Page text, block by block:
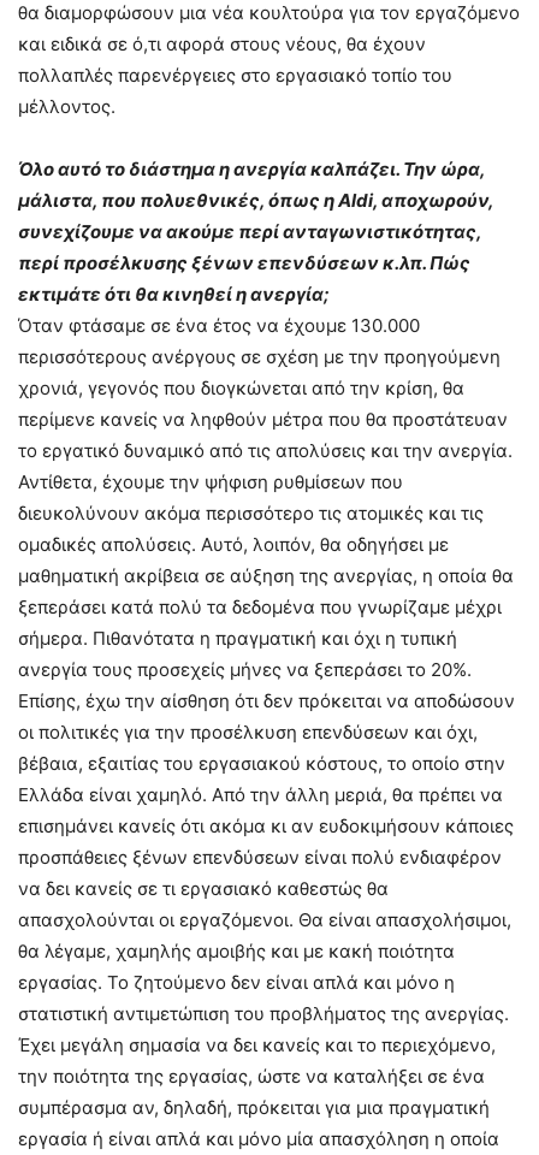
θα διαμορφώσουν μια νέα κουλτούρα για τον εργαζόμενο
και ειδικά σε ό,τι αφορά στους νέους, θα έχουν
πολλαπλές παρενέργειες στο εργασιακό τοπίο του
μέλλοντος.
Όλο αυτό το διάστημα η ανεργία καλπάζει. Την ώρα,
μάλιστα, που πολυεθνικές, όπως η Aldi, αποχωρούν,
συνεχίζουμε να ακούμε περί ανταγωνιστικότητας,
περί προσέλκυσης ξένων επενδύσεων κ.λπ. Πώς
εκτιμάτε ότι θα κινηθεί η ανεργία;
Όταν φτάσαμε σε ένα έτος να έχουμε 130.000
περισσότερους ανέργους σε σχέση με την προηγούμενη
χρονιά, γεγονός που διογκώνεται από την κρίση, θα
περίμενε κανείς να ληφθούν μέτρα που θα προστάτευαν
το εργατικό δυναμικό από τις απολύσεις και την ανεργία.
Αντίθετα, έχουμε την ψήφιση ρυθμίσεων που
διευκολύνουν ακόμα περισσότερο τις ατομικές και τις
ομαδικές απολύσεις. Αυτό, λοιπόν, θα οδηγήσει με
μαθηματική ακρίβεια σε αύξηση της ανεργίας, η οποία θα
ξεπεράσει κατά πολύ τα δεδομένα που γνωρίζαμε μέχρι
σήμερα. Πιθανότατα η πραγματική και όχι η τυπική
ανεργία τους προσεχείς μήνες να ξεπεράσει το 20%.
Επίσης, έχω την αίσθηση ότι δεν πρόκειται να αποδώσουν
οι πολιτικές για την προσέλκυση επενδύσεων και όχι,
βέβαια, εξαιτίας του εργασιακού κόστους, το οποίο στην
Ελλάδα είναι χαμηλό. Από την άλλη μεριά, θα πρέπει να
επισημάνει κανείς ότι ακόμα κι αν ευδοκιμήσουν κάποιες
προσπάθειες ξένων επενδύσεων είναι πολύ ενδιαφέρον
να δει κανείς σε τι εργασιακό καθεστώς θα
απασχολούνται οι εργαζόμενοι. Θα είναι απασχολήσιμοι,
θα λέγαμε, χαμηλής αμοιβής και με κακή ποιότητα
εργασίας. Το ζητούμενο δεν είναι απλά και μόνο η
στατιστική αντιμετώπιση του προβλήματος της ανεργίας.
Έχει μεγάλη σημασία να δει κανείς και το περιεχόμενο,
την ποιότητα της εργασίας, ώστε να καταλήξει σε ένα
συμπέρασμα αν, δηλαδή, πρόκειται για μια πραγματική
εργασία ή είναι απλά και μόνο μία απασχόληση η οποία